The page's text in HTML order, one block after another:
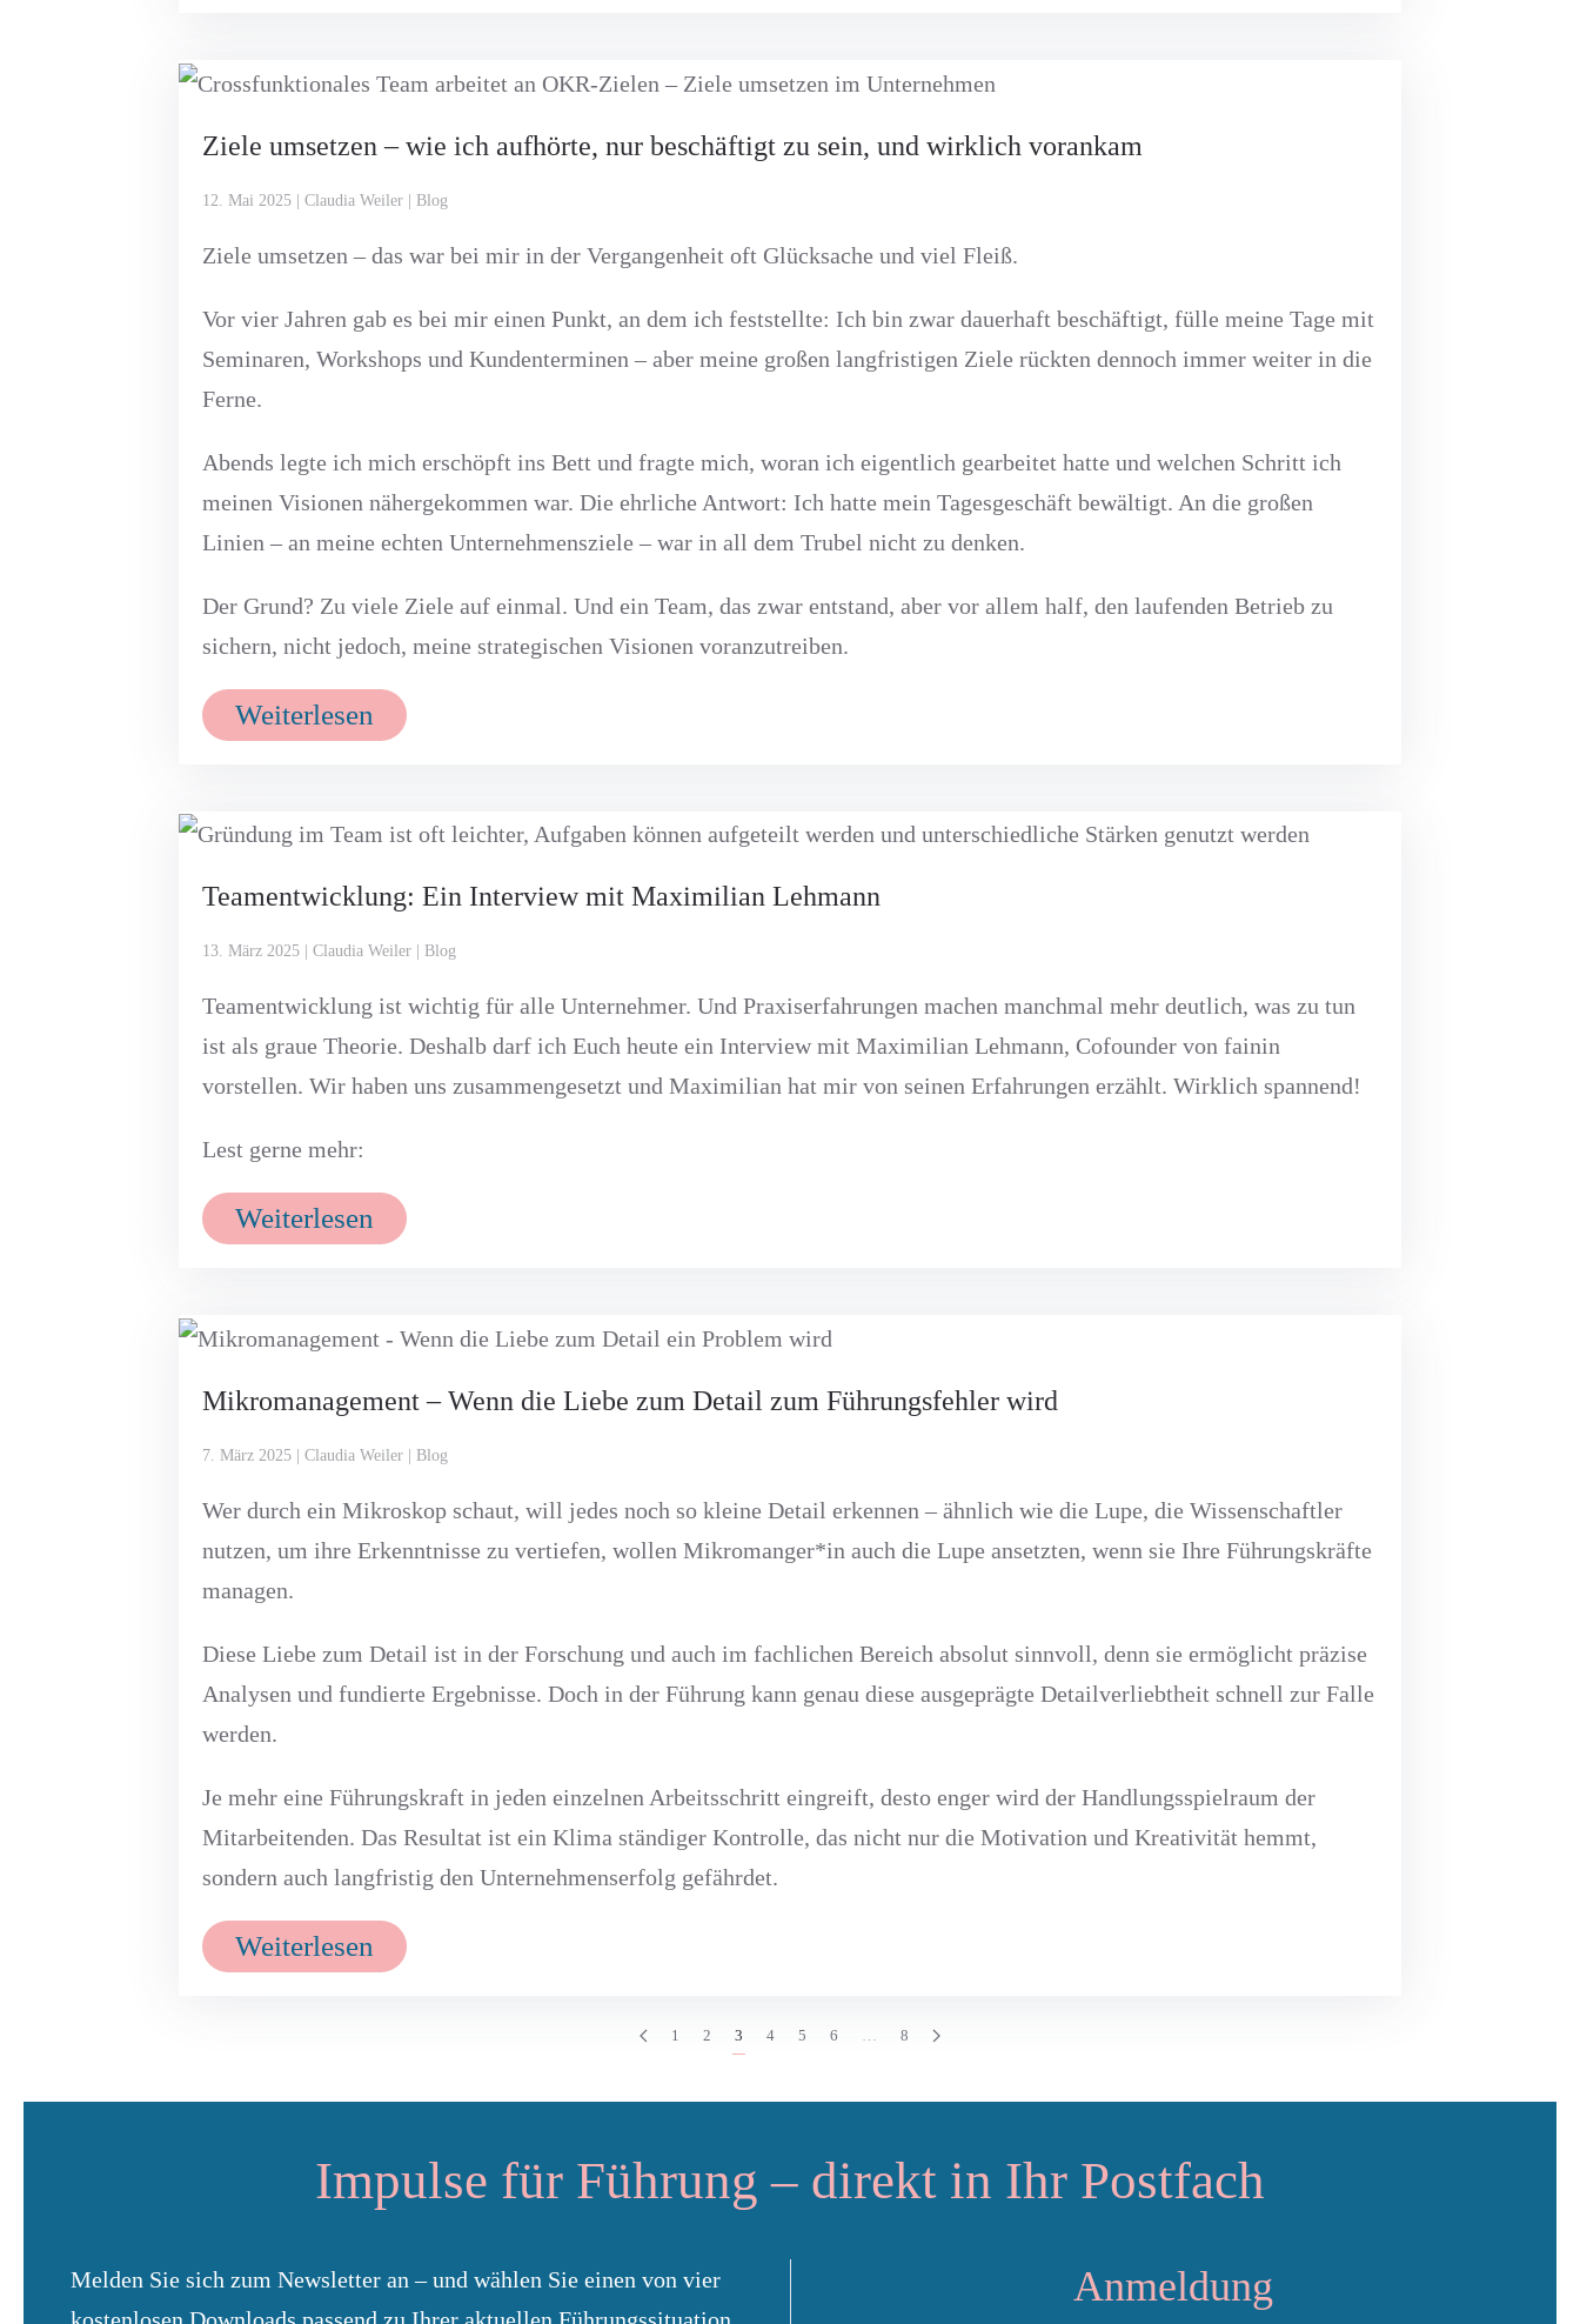
Ziele umsetzen – wie ich aufhörte, nur beschäftigt zu sein, und wirklich vorankam
12. Mai 2025 | Claudia Weiler | Blog
Ziele umsetzen – das war bei mir in der Vergangenheit oft Glücksache und viel Fleiß.
Vor vier Jahren gab es bei mir einen Punkt, an dem ich feststellte: Ich bin zwar dau­er­haft beschäftigt, fülle meine Tage mit
Seminaren, Workshops und Kundenterminen – aber meine großen langfristigen Ziele rückten dennoch immer weiter in die
Ferne.
Abends legte ich mich erschöpft ins Bett und fragte mich, woran ich eigentlich gearbeitet hatte und welchen Schritt ich
meinen Visionen nähergekommen war. Die ehrliche Antwort: Ich hatte mein Tagesgeschäft bewältigt. An die großen
Linien – an meine echten Unternehmensziele – war in all dem Trubel nicht zu denken.
Der Grund? Zu viele Ziele auf einmal. Und ein Team, das zwar entstand, aber vor allem half, den laufenden Betrieb zu
sichern, nicht jedoch, meine strategischen Visionen voranzutreiben.
Weiterlesen
Teamentwicklung: Ein Interview mit Maximilian Lehmann
13. März 2025 | Claudia Weiler | Blog
Teamentwicklung ist wichtig für alle Unternehmer. Und Praxiserfahrungen machen manchmal mehr deutlich, was zu tun
ist als graue Theorie. Deshalb darf ich Euch heute ein Interview mit Maximilian Lehmann, Cofounder von fainin
vorstellen. Wir haben uns zusammengesetzt und Maximilian hat mir von seinen Erfahrungen erzählt. Wirklich spannend!
Lest gerne mehr:
Weiterlesen
Mikromanagement – Wenn die Liebe zum Detail zum Führungsfehler wird
7. März 2025 | Claudia Weiler | Blog
Wer durch ein Mikroskop schaut, will jedes noch so kleine Detail erkennen – ähnlich wie die Lupe, die Wissenschaftler
nutzen, um ihre Erkenntnisse zu vertiefen, wollen Mikromanger*in auch die Lupe ansetzten, wenn sie Ihre Führungskräfte
managen.
Diese Liebe zum Detail ist in der Forschung und auch im fachlichen Bereich absolut sinnvoll, denn sie ermöglicht präzise
Analysen und fundierte Ergebnisse. Doch in der Führung kann genau diese ausgeprägte Detailverliebtheit schnell zur Falle
werden.
Je mehr eine Führungskraft in jeden einzelnen Arbeitsschritt eingreift, desto enger wird der Handlungsspielraum der
Mitarbeitenden. Das Resultat ist ein Klima ständiger Kontrolle, das nicht nur die Motivation und Kreativität hemmt,
sondern auch langfristig den Unternehmenserfolg gefährdet.
Weiterlesen
1 2 3 4 5 6 … 8
Impulse für Führung – direkt in Ihr Postfach
Melden Sie sich zum Newsletter an – und wählen Sie einen von vier
Anmeldung